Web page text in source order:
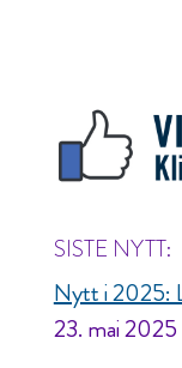
SISTE NYTT:
Nytt i 2025:
23. mai 2025